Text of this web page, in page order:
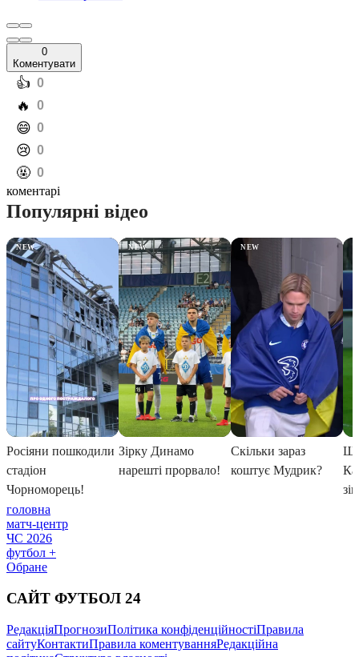
0
Коментувати
️👍 0
️🔥 0
️😄 0
️😢 0
️🤬 0
коментарі
головна
матч-центр
ЧС 2026
футбол +
Обране
САЙТ ФУТБОЛ 24
РедакціяПрогнозиПолітика конфіденційностіПравила
сайтуКонтактиПравила коментуванняРедакційна